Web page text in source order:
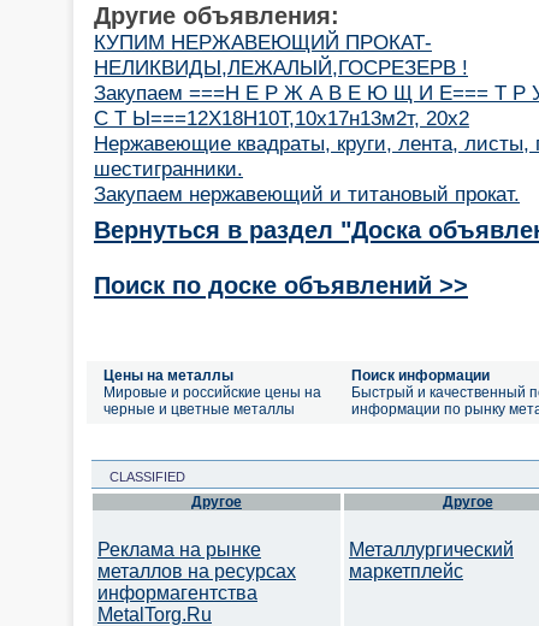
Другие объявления:
КУПИМ НЕРЖАВЕЮЩИЙ ПРОКАТ-
НЕЛИКВИДЫ,ЛЕЖАЛЫЙ,ГОСРЕЗЕРВ !
Закупаем ===Н Е Р Ж А В Е Ю Щ И Е=== Т Р
С Т Ы===12Х18Н10Т,10х17н13м2т, 20х2
Нержавеющие квадраты, круги, лента, листы,
шестигранники.
Закупаем нержавеющий и титановый прокат.
Вернуться в раздел "Доска
Поиск по доске объявлений >>
Цены на металлы
Мировые и российские цены на
черные и цветные металлы
Поиск информации
Быстрый и качественный
информации по рынку
CLASSIFIED
Другое
Реклама на рынке
металлов на ресурсах
информагентства
MetalTorg.Ru
Другое
Металлургический
маркетплейс